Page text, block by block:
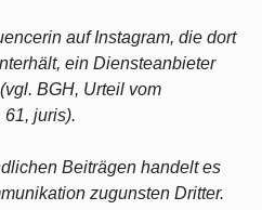
auf Instagram, die dort
ein Diensteanbieter
BGH, Urteil vom
61, juris).
Beiträgen handelt es
zugunsten Dritter.